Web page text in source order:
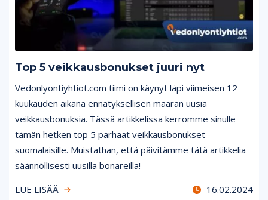
Top 5 veikkausbonukset juuri nyt
Vedonlyontiyhtiot.com tiimi on käynyt läpi viimeisen 12
kuukauden aikana ennätyksellisen määrän uusia
veikkausbonuksia. Tässä artikkelissa kerromme sinulle
tämän hetken top 5 parhaat veikkausbonukset
suomalaisille. Muistathan, että päivitämme tätä artikkelia
säännöllisesti uusilla bonareilla!
LUE LISÄÄ
16.02.2024